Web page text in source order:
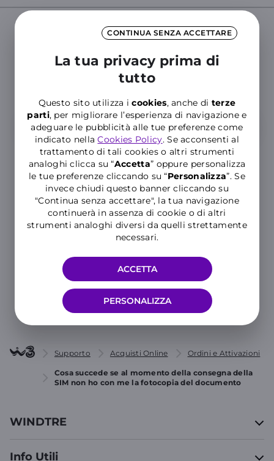
CONTINUA SENZA ACCETTARE
La tua privacy prima di
tutto
Questo sito utilizza icookies, anche di terze
parti, per migliorare l’esperienza di navigazione e
adeguare le pubblicità alle tue preferenze come
indicato nellaCookies Policy. Se acconsenti al
trattamento di tali cookies o altri strumenti
analoghi clicca su “Accetta” oppure personalizza
le tue preferenze cliccando su “Personalizza”. Se
invece chiudi questo banner cliccando su
"Continua senza accettare", la tua navigazione
continuerà in assenza di cookie o di altri
strumenti analoghi diversi da quelli strettamente
necessari.
PERSONALIZZA
ACCETTA
Supporto WINDTRE
Inserisci almeno tre caratteri per cercare nelle FAQ
Hai ancora bisogno di aiuto?
CONTATTACI
Supporto Acquisti Online Ordini e Attivazioni
Cosa succede se al momento della consegna della
SIM non ho con me la fotocopia del documento
WINDTRE
Info Utili